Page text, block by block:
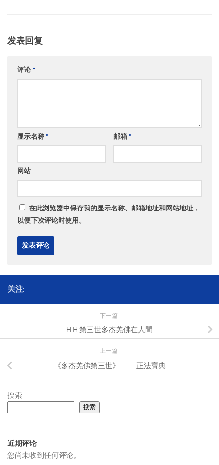
发表回复
评论*
显示名称* 邮箱*
网站
在此浏览器中保存我的显示名称、邮箱地址和网站地址，
以便下次评论时使用。
关注:
下一篇
H.H.第三世多杰羌佛在人間
上一篇
《多杰羌佛第三世》——正法寶典
搜索
搜索
近期评论
您尚未收到任何评论。